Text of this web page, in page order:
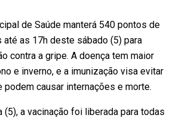
de Saúde manterá 540 pontos de
até as 17h deste sábado (5) para
contra a gripe. A doença tem maior
e inverno, e a imunização visa evitar
podem causar internações e morte.
a vacinação foi liberada para todas